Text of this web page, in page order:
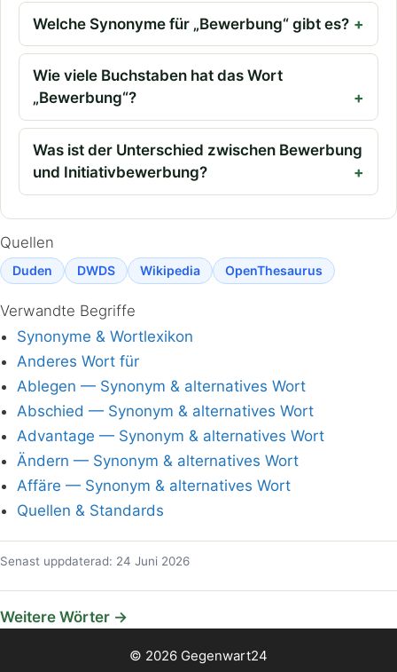
Welche Synonyme für „Bewerbung“ gibt es?
Wie viele Buchstaben hat das Wort
„Bewerbung“?
Was ist der Unterschied zwischen Bewerbung
und Initiativbewerbung?
Quellen
Duden DWDS Wikipedia OpenThesaurus
Verwandte Begriffe
Synonyme & Wortlexikon
Anderes Wort für
Ablegen — Synonym & alternatives Wort
Abschied — Synonym & alternatives Wort
Advantage — Synonym & alternatives Wort
Ändern — Synonym & alternatives Wort
Affäre — Synonym & alternatives Wort
Quellen & Standards
Senast uppdaterad: 24 Juni 2026
Weitere Wörter →
© 2026 Gegenwart24